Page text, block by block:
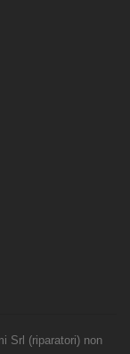
Srl (riparatori) non